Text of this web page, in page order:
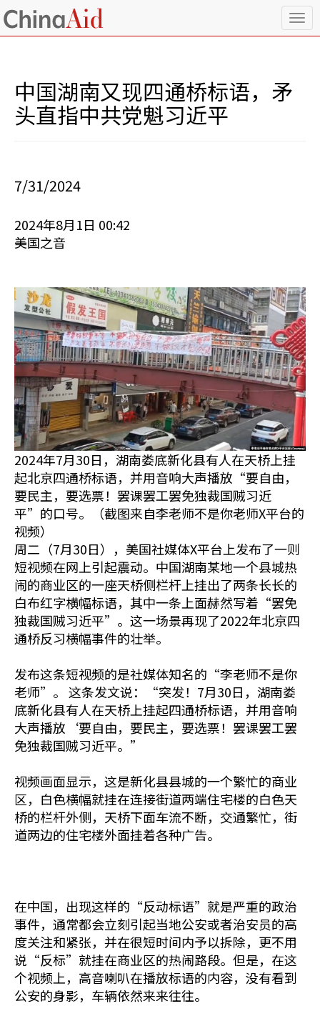
T
o
中国湖南又现四通桥标语，矛
头直指中共党魁习近平
7/31/2024
2024年8月1日 00:42
美国之音
2024年7月30日，湖南娄底新化县有人在天桥上挂
起北京四通桥标语，并用音响大声播放“要自由，
要民主，要选票！罢课罢工罢免独裁国贼习近
平”的口号。（截图来自李老师不是你老师X平台的
视频）
周二（7月30日），美国社媒体X平台上发布了一则
短视频在网上引起震动。中国湖南某地一个县城热
闹的商业区的一座天桥侧栏杆上挂出了两条长长的
白布红字横幅标语，其中一条上面赫然写着“罢免
独裁国贼习近平”。这一场景再现了2022年北京四
通桥反习横幅事件的壮举。
发布这条短视频的是社媒体知名的“李老师不是你
老师”。 这条发文说：“突发！7月30日，湖南娄
底新化县有人在天桥上挂起四通桥标语，并用音响
大声播放‘要自由，要民主，要选票！罢课罢工罢
免独裁国贼习近平。”
视频画面显示，这是新化县县城的一个繁忙的商业
区，白色横幅就挂在连接街道两端住宅楼的白色天
桥的栏杆外侧，天桥下面车流不断，交通繁忙，街
道两边的住宅楼外面挂着各种广告。
在中国，出现这样的“反动标语”就是严重的政治
事件，通常都会立刻引起当地公安或者治安员的高
度关注和紧张，并在很短时间内予以拆除，更不用
说“反标”就挂在商业区的热闹路段。但是，在这
个视频上，高音喇叭在播放标语的内容，没有看到
公安的身影，车辆依然来来往往。